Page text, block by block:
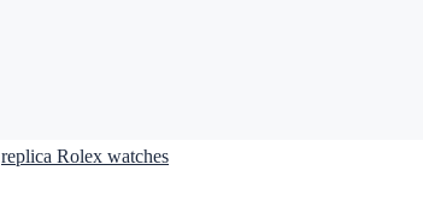
replica Rolex watches